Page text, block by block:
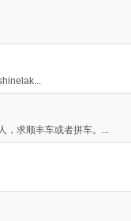
求顺丰车或者拼车。...